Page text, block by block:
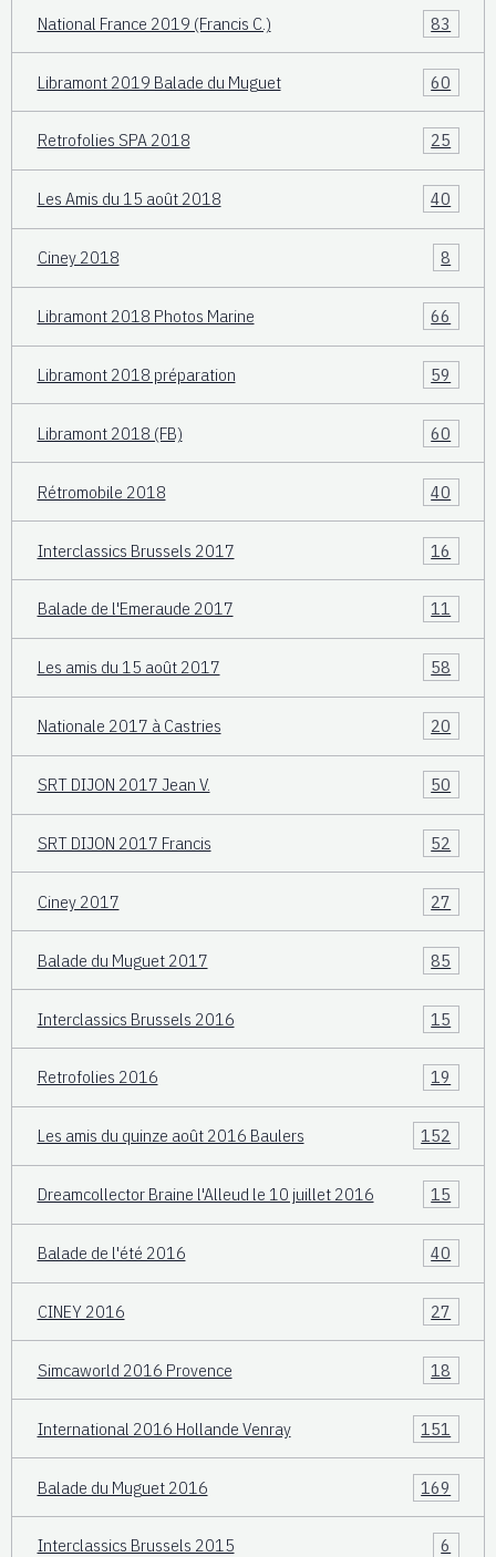
National France 2019 (Francis C.) 83
Libramont 2019 Balade du Muguet 60
Retrofolies SPA 2018 25
Les Amis du 15 août 2018 40
Ciney 2018 8
Libramont 2018 Photos Marine 66
Libramont 2018 préparation 59
Libramont 2018 (FB) 60
Rétromobile 2018 40
Interclassics Brussels 2017 16
Balade de l'Emeraude 2017 11
Les amis du 15 août 2017 58
Nationale 2017 à Castries 20
SRT DIJON 2017 Jean V. 50
SRT DIJON 2017 Francis 52
Ciney 2017 27
Balade du Muguet 2017 85
Interclassics Brussels 2016 15
Retrofolies 2016 19
Les amis du quinze août 2016 Baulers 152
Dreamcollector Braine l'Alleud le 10 juillet 2016 15
Balade de l'été 2016 40
CINEY 2016 27
Simcaworld 2016 Provence 18
International 2016 Hollande Venray 151
Balade du Muguet 2016 169
Interclassics Brussels 2015 6